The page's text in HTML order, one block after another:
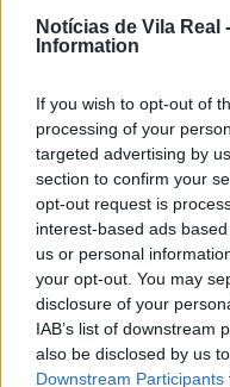
Notícias de Vila Real -
Information
If you wish to opt-out of
processing of your
targeted advertising by
section to confirm your
opt-out request is
interest-based ads
us or personal
your opt-out. You may
disclosure of your
IAB’s list of downstream
also be disclosed by us
Downstream Participants
Jovem ferida
freguesia de
7 de Agosto, 2026